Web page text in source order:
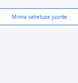
Minna vahetuse juurde